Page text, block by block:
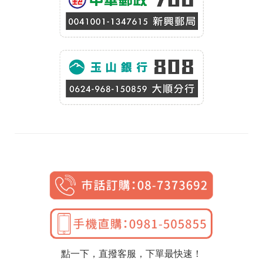
點一下，直撥客服，下單最快速！